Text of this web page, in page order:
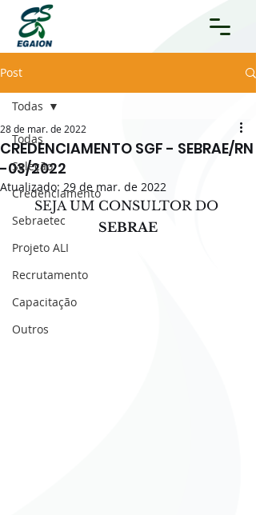
Post
Todas
Seleção
Credenciamento
Sebraetec
Projeto ALI
Recrutamento
Capacitação
Outros
Todas
CREDENCIAMENTO SGF - SEBRAE/RN
-03/2022
28 de mar. de 2022
Atualizado: 29 de mar. de 2022
SEJA UM CONSULTOR DO
SEBRAE